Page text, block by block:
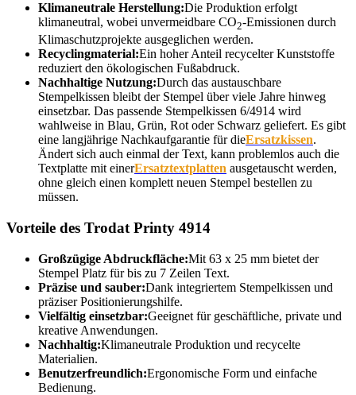
Klimaneutrale Herstellung:Die Produktion erfolgt
klimaneutral, wobei unvermeidbare CO2-Emissionen durch
Klimaschutzprojekte ausgeglichen werden.
Recyclingmaterial:Ein hoher Anteil recycelter Kunststoffe
reduziert den ökologischen Fußabdruck.
Nachhaltige Nutzung:Durch das austauschbare
Stempelkissen bleibt der Stempel über viele Jahre hinweg
einsetzbar. Das passende Stempelkissen 6/4914 wird
wahlweise in Blau, Grün, Rot oder Schwarz geliefert. Es gibt
eine langjährige Nachkaufgarantie für dieErsatzkissen.
Ändert sich auch einmal der Text, kann problemlos auch die
Textplatte mit einerErsatztextplatten ausgetauscht werden,
ohne gleich einen komplett neuen Stempel bestellen zu
müssen.
Vorteile des Trodat Printy 4914
Großzügige Abdruckfläche:Mit 63 x 25 mm bietet der
Stempel Platz für bis zu 7 Zeilen Text.
Präzise und sauber:Dank integriertem Stempelkissen und
präziser Positionierungshilfe.
Vielfältig einsetzbar:Geeignet für geschäftliche, private und
kreative Anwendungen.
Nachhaltig:Klimaneutrale Produktion und recycelte
Materialien.
Benutzerfreundlich:Ergonomische Form und einfache
Bedienung.